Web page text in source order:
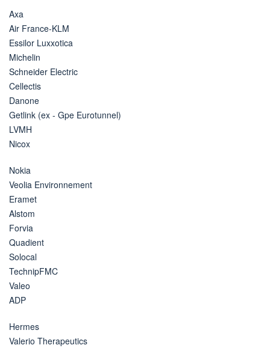
Axa
Air France-KLM
Essilor Luxxotica
Michelin
Schneider Electric
Cellectis
Danone
Getlink (ex - Gpe Eurotunnel)
LVMH
Nicox
Nokia
Veolia Environnement
Eramet
Alstom
Forvia
Quadient
Solocal
TechnipFMC
Valeo
ADP
Hermes
Valerio Therapeutics